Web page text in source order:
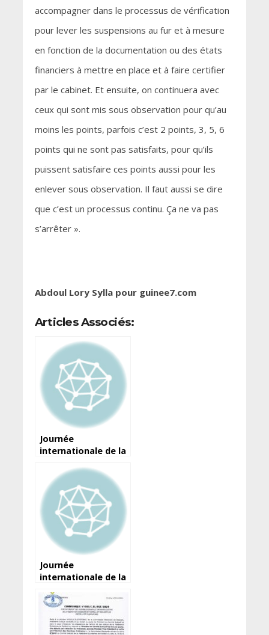
accompagner dans le processus de vérification
pour lever les suspensions au fur et à mesure
en fonction de la documentation ou des états
financiers à mettre en place et à faire certifier
par le cabinet. Et ensuite, on continuera avec
ceux qui sont mis sous observation pour qu’au
moins les points, parfois c’est 2 points, 3, 5, 6
points qui ne sont pas satisfaits, pour qu’ils
puissent satisfaire ces points aussi pour les
enlever sous observation. Il faut aussi se dire
que c’est un processus continu. Ça ne va pas
s’arrêter ».
Abdoul Lory Sylla pour guinee7.com
Articles Associés:
Journée
internationale de la
Voici la déclaration
du ministre de
l’Information et de
la Communication
Journée
internationale de la
Les demi-vérités
d’Amara Somparé…